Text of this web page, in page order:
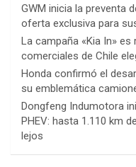
GWM inicia la preventa
oferta exclusiva para
La campaña «Kia In»
comerciales de Chile
Honda confirmó el
su emblemática
Dongfeng Indumotora
PHEV: hasta 1.110 km
lejos